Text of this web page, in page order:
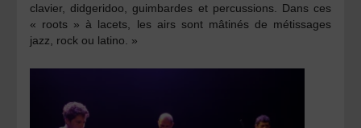
clavier, didgeridoo, guimbardes et percussions. Dans ces
« roots » à lacets, les airs sont mâtinés de métissages
jazz, rock ou latino. »